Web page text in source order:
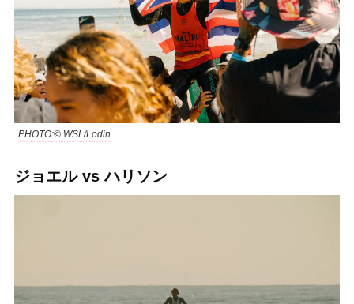
PHOTO:© WSL/Lodin
ジョエル vs ハリソン